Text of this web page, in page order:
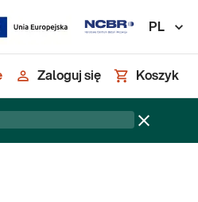
PL
Zaloguj się Koszyk